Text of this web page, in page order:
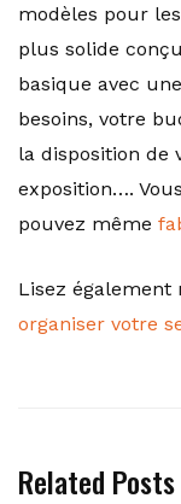
modèles pour
plus solide
basique avec
besoins, votre
la disposition de
exposition….
pouvez même
Lisez
organiser votre
Related Posts